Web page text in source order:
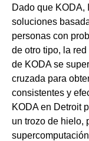
Dado que KODA,
soluciones
personas con
de otro tipo, la
de KODA se
cruzada para
consistentes y
KODA en Detroit
un trozo de hielo,